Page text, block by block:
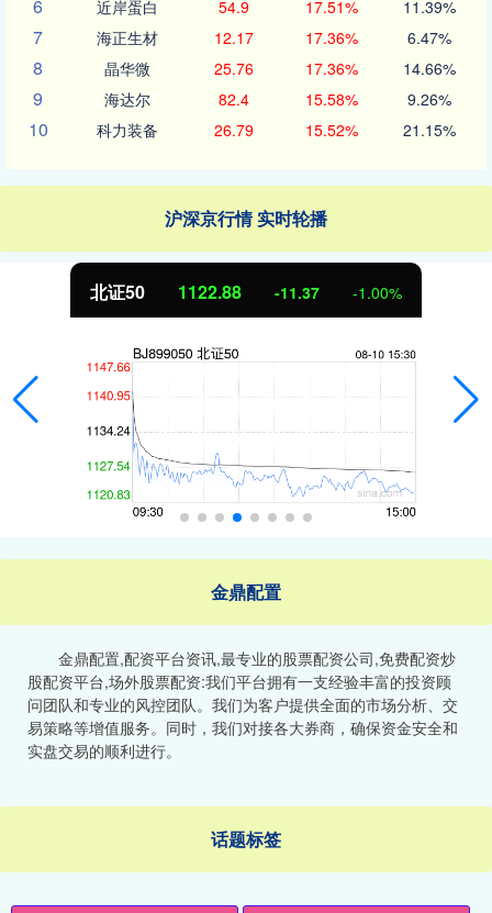
6 近岸蛋白 54.9 17.51% 11.39%
7 海正生材 12.17 17.36% 6.47%
8 晶华微 25.76 17.36% 14.66%
9 海达尔 82.4 15.58% 9.26%
10 科力装备 26.79 15.52% 21.15%
沪深京行情 实时轮播
北证50 1122.88 -11.37 -1.00%
金鼎配置
金鼎配置,配资平台资讯,最专业的股票配资公司,免费配资炒
股配资平台,场外股票配资:我们平台拥有一支经验丰富的投资顾
问团队和专业的风控团队。我们为客户提供全面的市场分析、交
易策略等增值服务。同时，我们对接各大券商，确保资金安全和
实盘交易的顺利进行。
话题标签